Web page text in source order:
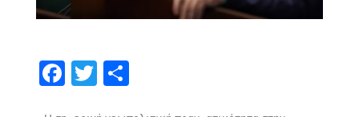
F T S